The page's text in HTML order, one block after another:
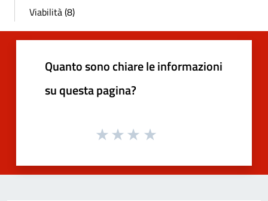
Viabilità (8)
Quanto sono chiare le informazioni
su questa pagina?